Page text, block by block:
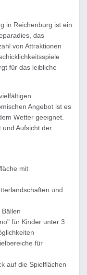
in Reichenburg ist ein
das
von Attraktionen
für das leibliche
Angebot ist es
Wetter geeignet.
und Aufsicht der
mit
und
für Kinder unter 3
für
auf die Spielflächen